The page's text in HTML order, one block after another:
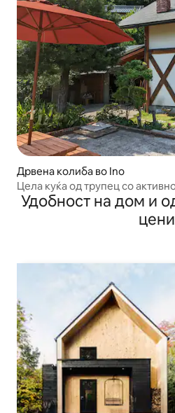
Дрвена колиба во Ino
Цела куќа од трупец со
Инчон
Удобност на дом и
цени